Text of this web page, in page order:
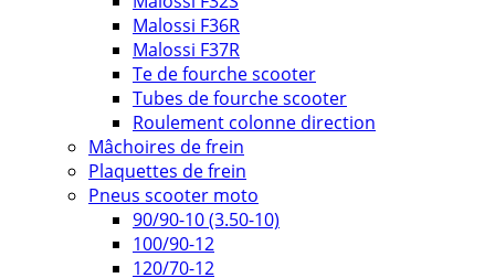
Malossi F36R
Malossi F37R
Te de fourche scooter
Tubes de fourche scooter
Roulement colonne direction
Mâchoires de frein
Plaquettes de frein
Pneus scooter moto
90/90-10 (3.50-10)
100/90-12
120/70-12